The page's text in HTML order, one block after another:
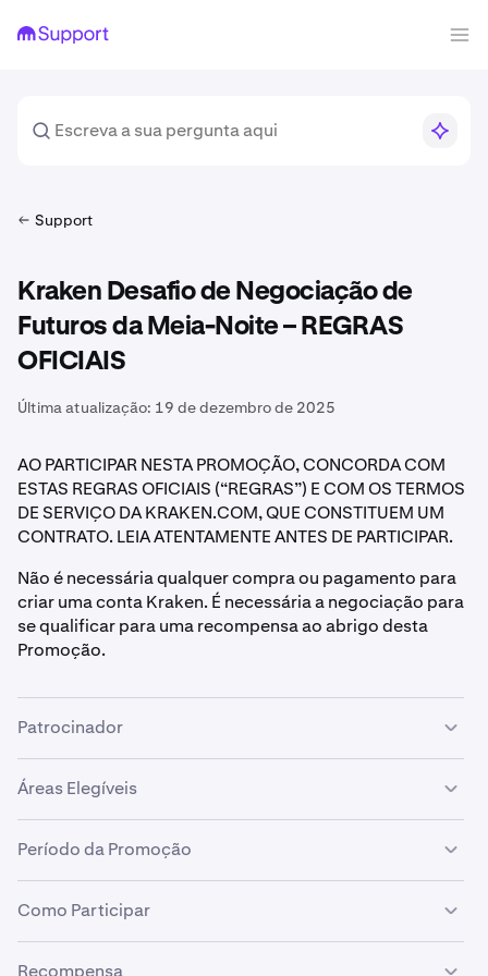
Support
Kraken Desafio de Negociação de
Futuros da Meia-Noite – REGRAS
OFICIAIS
Última atualização: 19 de dezembro de 2025
AO PARTICIPAR NESTA PROMOÇÃO, CONCORDA COM
ESTAS REGRAS OFICIAIS (“REGRAS”) E COM OS TERMOS
DE SERVIÇO DA KRAKEN.COM, QUE CONSTITUEM UM
CONTRATO. LEIA ATENTAMENTE ANTES DE PARTICIPAR.
Não é necessária qualquer compra ou pagamento para
criar uma conta Kraken. É necessária a negociação para
se qualificar para uma recompensa ao abrigo desta
Promoção.
Patrocinador
Esta Promoção (“Promoção”) é patrocinada pela
Payward, Inc., uma empresa incorporada em Delaware
com o número de registo 5017249 e sede social em
1209 Orange St., Wilmington, Delaware 19801
Áreas Elegíveis
A Promoção está aberta a clientes Kraken elegíveis
residentes em jurisdições onde a Kraken opera,
excluindo o Reino Unido e qualquer outro local onde os
incentivos de negociação sejam restritos ou proibidos
Período da Promoção
A Promoção começa a 18 de dezembro de 2025 às
12:00 PM UTC e termina a 16 de janeiro de 2026 às
12:00 PM UTC (“Período da Promoção”).
Como Participar
Para participar nesta Promoção, deve:
Recompensa